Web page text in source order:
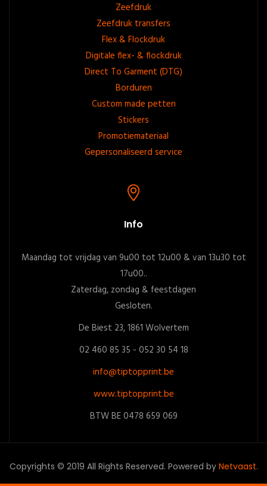
Zeefdruk
Zeefdruk transfers
Flex & Flockdruk
Digitale flex- & flockdruk
Direct To Garment (DTG)
Borduren
Custom made petten
Stickers
Promotiemateriaal
Gepersonaliseerd service
Info
Maandag tot vrijdag van 9u00 tot 12u00 & van 13u30 tot
17u00..
Zaterdag, zondag & feestdagen
Gesloten.
De Biest 23, 1861 Wolvertem
02 460 85 35 - 052 30 54 18
info@tiptopprint.be
www.tiptopprint.be
BTW BE 0478 659 069
Copyrights © 2019 All Rights Reserved. Powered by Netvaast.